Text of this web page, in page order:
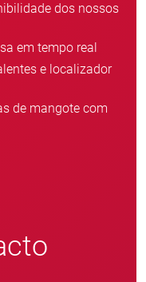
dos nossos
em tempo real
e localizador
de mangote com